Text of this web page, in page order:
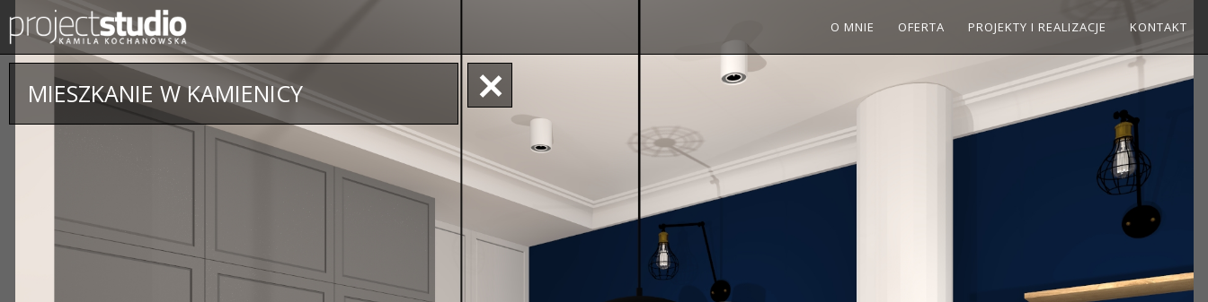
O MNIE OFERTA PROJEKTY I REALIZACJE KONTAKT
MIESZKANIE W KAMIENICY